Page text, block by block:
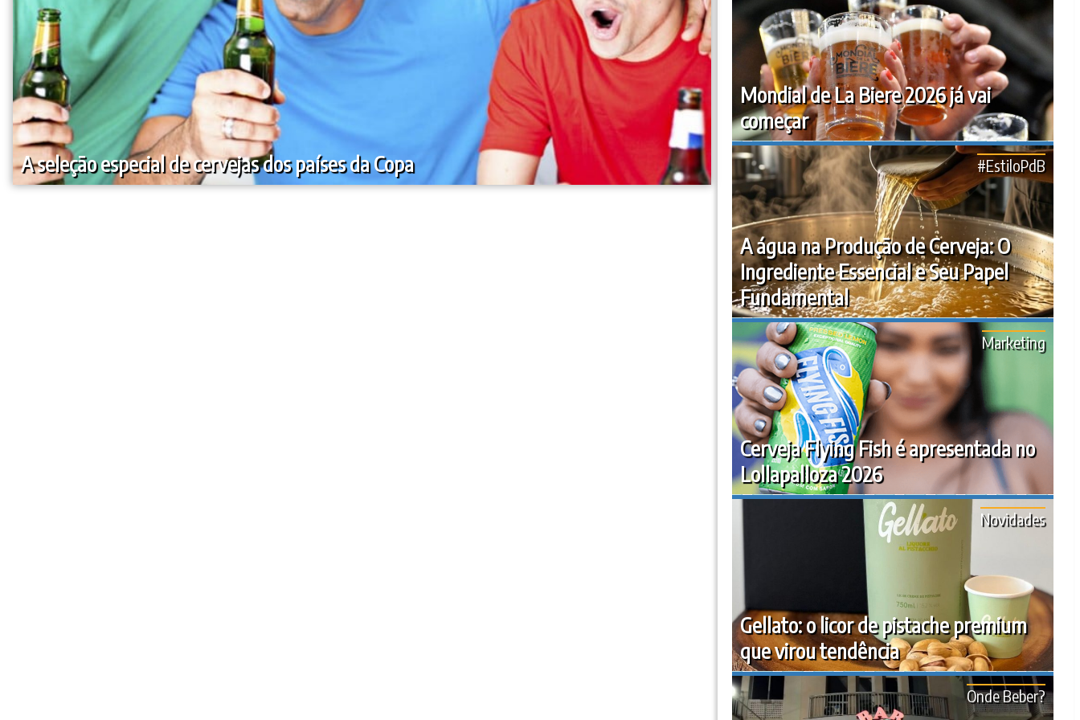
A seleção especial de cervejas dos países da Copa
Mondial de La Biere 2026 já vai
começar
A água na Produção de Cerveja: O
Ingrediente Essencial e Seu Papel
Fundamental
#EstiloPdB
Cerveja Flying Fish é apresentada no
Lollapalloza 2026
Marketing
Gellato: o licor de pistache premium
que virou tendência
Novidades
Onde Beber?